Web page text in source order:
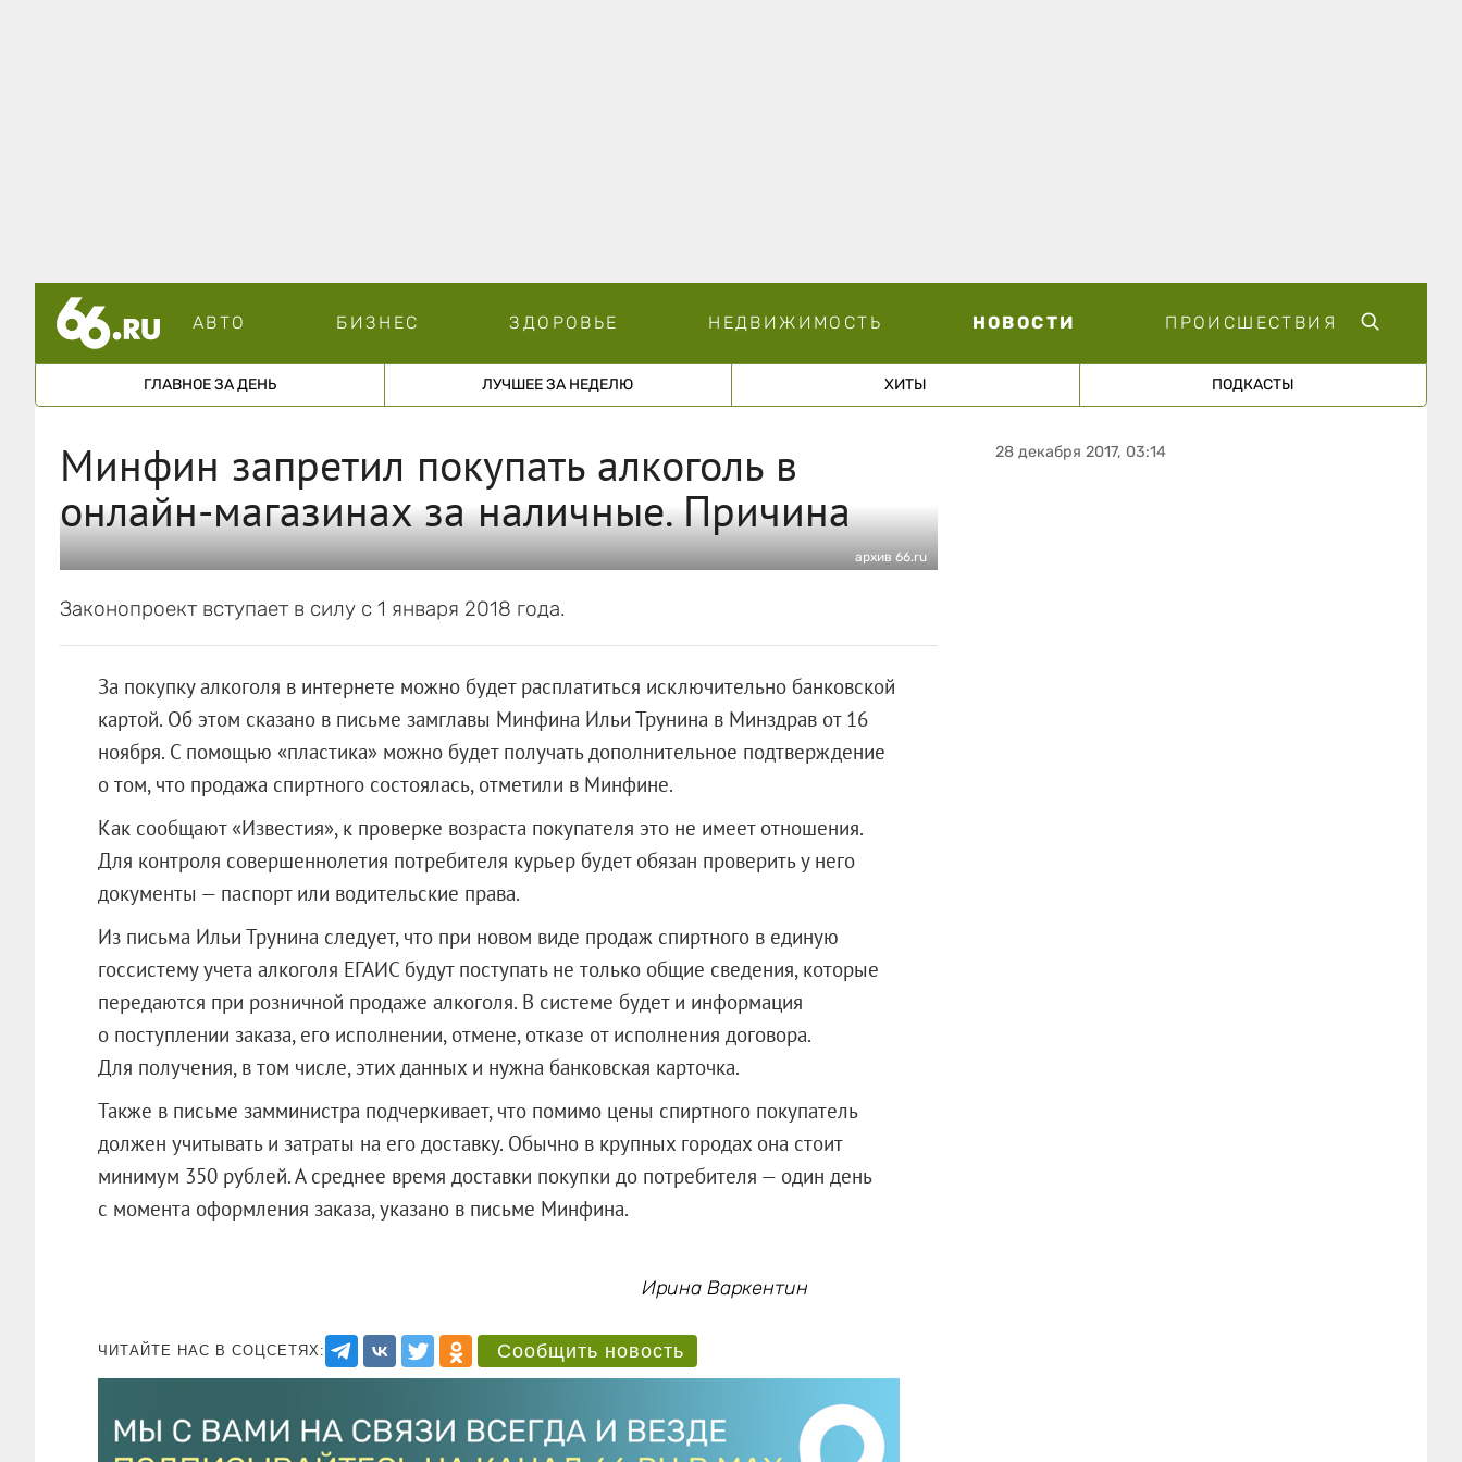
АВТО БИЗНЕС ЗДОРОВЬЕ НЕДВИЖИМОСТЬ НОВОСТИ ПРОИСШЕСТВИЯ
ГЛАВНОЕ ЗА ДЕНЬ ЛУЧШЕЕ ЗА НЕДЕЛЮ ХИТЫ ПОДКАСТЫ
Минфин запретил покупать алкоголь в
онлайн-магазинах за наличные. Причина
архив 66.ru
Законопроект вступает в силу с 1 января 2018 года.
За покупку алкоголя в интернете можно будет расплатиться исключительно банковской
картой. Об этом сказано в письме замглавы Минфина Ильи Трунина в Минздрав от 16
ноября. С помощью «пластика» можно будет получать дополнительное подтверждение
о том, что продажа спиртного состоялась, отметили в Минфине.
Как сообщают «Известия», к проверке возраста покупателя это не имеет отношения.
Для контроля совершеннолетия потребителя курьер будет обязан проверить у него
документы — паспорт или водительские права.
Из письма Ильи Трунина следует, что при новом виде продаж спиртного в единую
госсистему учета алкоголя ЕГАИС будут поступать не только общие сведения, которые
передаются при розничной продаже алкоголя. В системе будет и информация
о поступлении заказа, его исполнении, отмене, отказе от исполнения договора.
Для получения, в том числе, этих данных и нужна банковская карточка.
Также в письме замминистра подчеркивает, что помимо цены спиртного покупатель
должен учитывать и затраты на его доставку. Обычно в крупных городах она стоит
минимум 350 рублей. А среднее время доставки покупки до потребителя — один день
с момента оформления заказа, указано в письме Минфина.
Ирина Варкентин
ЧИТАЙТЕ НАС В СОЦСЕТЯХ: Сообщить новость
28 декабря 2017, 03:14